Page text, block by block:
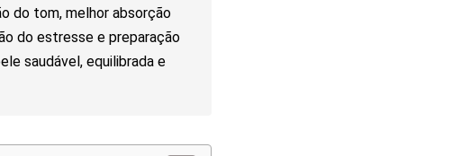
do tom, melhor absorção
do estresse e preparação
saudável, equilibrada e